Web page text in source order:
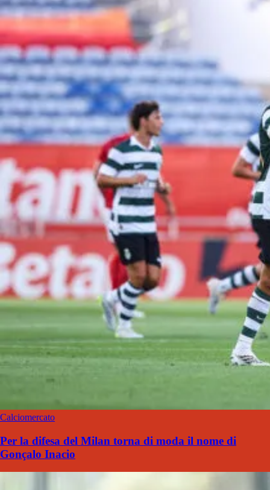
Calciomercato
Per la difesa del Milan torna di moda il nome di
Gonçalo Inacio